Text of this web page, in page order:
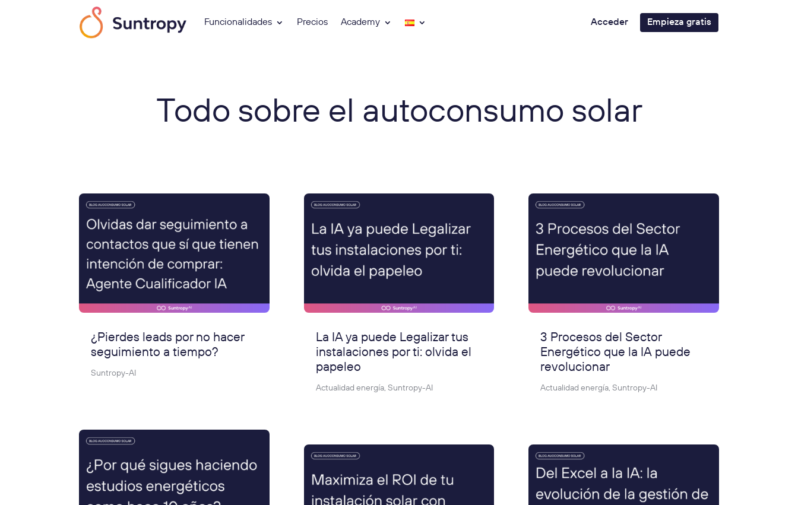
Funcionalidades Precios Academy Acceder Empieza gratis
Todo sobre el autoconsumo solar
¿Pierdes leads por no hacer
seguimiento a tiempo?
Suntropy-AI
La IA ya puede Legalizar tus
instalaciones por ti: olvida el
papeleo
Actualidad energía, Suntropy-AI
3 Procesos del Sector
Energético que la IA puede
revolucionar
Actualidad energía, Suntropy-AI